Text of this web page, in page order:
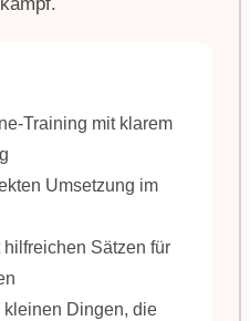
Training mit klarem
Umsetzung im
Sätzen für
Dingen, die